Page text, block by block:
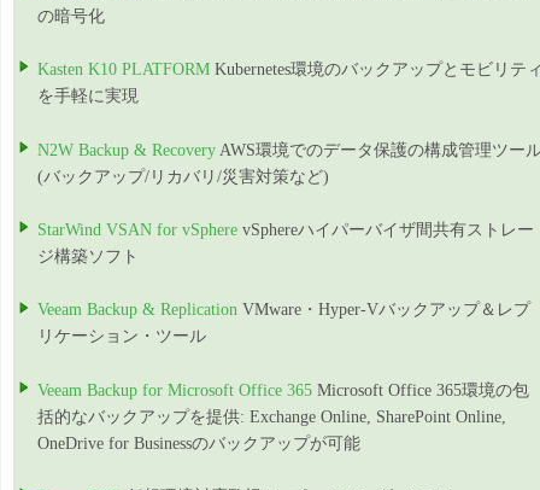
の暗号化
Kasten K10 PLATFORM Kubernetes環境のバックアップとモビリテ
を手軽に実現
N2W Backup & Recovery AWS環境でのデータ保護の構成管理ツー
(バックアップ/リカバリ/災害対策など)
StarWind VSAN for vSphere vSphereハイパーバイザ間共有ストレー
ジ構築ソフト
Veeam Backup & Replication VMware・Hyper-Vバックアップ＆レプ
リケーション・ツール
Veeam Backup for Microsoft Office 365 Microsoft Office 365環境の包
括的なバックアップを提供: Exchange Online, SharePoint Online,
OneDrive for Businessのバックアップが可能